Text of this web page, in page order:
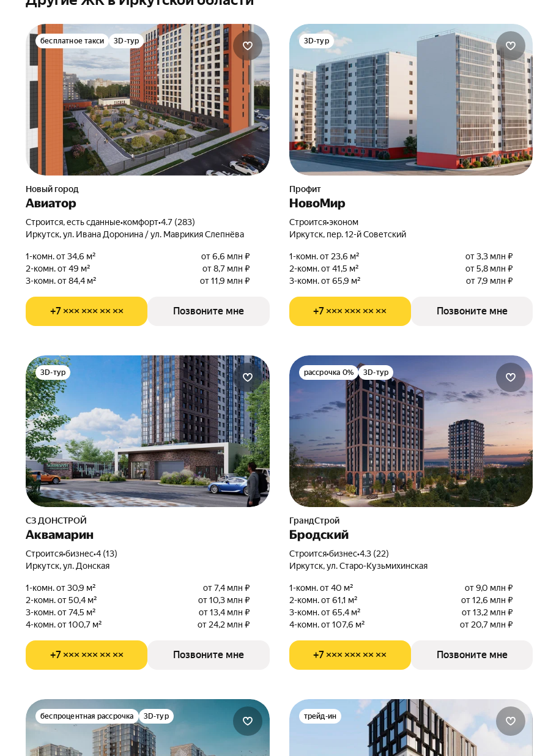
бесплатное такси 3D-тур
Новый город
Авиатор
Строится, есть сданные•комфорт•4.7 (283)
Иркутск, ул. Ивана Доронина / ул. Маврикия Слепнёва
1-комн. от 34,6 м²
от 6,6 млн ₽
2-комн. от 49 м²
от 8,7 млн ₽
3-комн. от 84,4 м²
от 11,9 млн ₽
+7 ××× ××× ×× ×× Позвоните мне
3D-тур
Профит
НовоМир
Строится•эконом
Иркутск, пер. 12-й Советский
1-комн. от 23,6 м²
от 3,3 млн ₽
2-комн. от 41,5 м²
от 5,8 млн ₽
3-комн. от 65,9 м²
от 7,9 млн ₽
+7 ××× ××× ×× ×× Позвоните мне
3D-тур
СЗ ДОНСТРОЙ
Аквамарин
Строится•бизнес•4 (13)
Иркутск, ул. Донская
1-комн. от 30,9 м²
от 7,4 млн ₽
2-комн. от 50,4 м²
от 10,3 млн ₽
3-комн. от 74,5 м²
от 13,4 млн ₽
4-комн. от 100,7 м²
от 24,2 млн ₽
+7 ××× ××× ×× ×× Позвоните мне
рассрочка 0% 3D-тур
ГрандСтрой
Бродский
Строится•бизнес•4.3 (22)
Иркутск, ул. Старо-Кузьмихинская
1-комн. от 40 м²
от 9,0 млн ₽
2-комн. от 61,1 м²
от 12,6 млн ₽
3-комн. от 65,4 м²
от 13,2 млн ₽
4-комн. от 107,6 м²
от 20,7 млн ₽
+7 ××× ××× ×× ×× Позвоните мне
беспроцентная рассрочка 3D-тур трейд-ин